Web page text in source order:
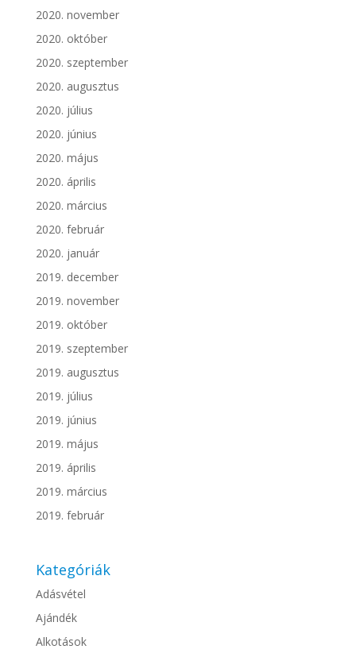
2020. november
2020. október
2020. szeptember
2020. augusztus
2020. július
2020. június
2020. május
2020. április
2020. március
2020. február
2020. január
2019. december
2019. november
2019. október
2019. szeptember
2019. augusztus
2019. július
2019. június
2019. május
2019. április
2019. március
2019. február
Kategóriák
Adásvétel
Ajándék
Alkotások